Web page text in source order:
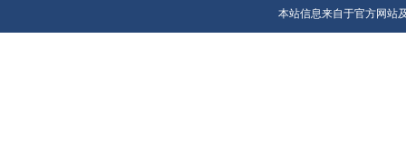
本站信息来自于官方网站